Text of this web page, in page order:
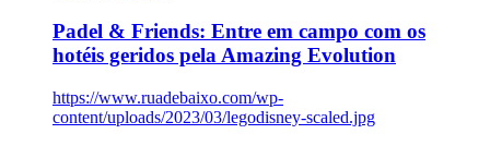
Padel & Friends: Entre em campo com os
hotéis geridos pela Amazing Evolution
https://www.ruadebaixo.com/wp-
content/uploads/2023/03/legodisney-scaled.jpg